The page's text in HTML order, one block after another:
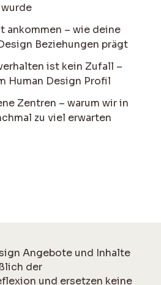
ankommen – wie deine
Beziehungen prägt
ist kein Zufall –
Human Design Profil
Zentren – warum wir in
zu viel erwarten
Angebote und Inhalte
der
und ersetzen keine